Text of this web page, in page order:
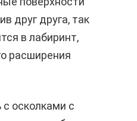
друг друга, так
в лабиринт,
расширения
с осколками с